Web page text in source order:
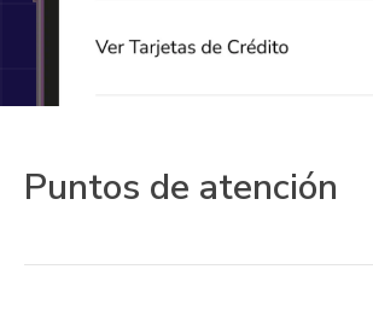
Puntos de atención